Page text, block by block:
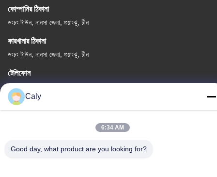
কোম্পানির ঠিকানা
ডংচং টাউন, নানসা জেলা, গুয়াংঝু, চীন
কারখানার ঠিকানা
ডংচং টাউন, নানসা জেলা, গুয়াংঝু, চীন
টেলিফোন
86--8619898299923
Caly
6:34 AM
Good day, what product are you looking for?